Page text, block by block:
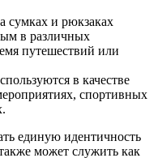
сумках и рюкзаках
в различных
путешествий или
в качестве
спортивных
единую идентичность
может служить как